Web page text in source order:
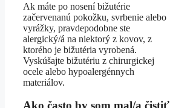
Ak máte po nosení bižutérie
začervenanú pokožku, svrbenie alebo
vyrážky, pravdepodobne ste
alergický/á na niektorý z kovov, z
ktorého je bižutéria vyrobená.
Vyskúšajte bižutériu z chirurgickej
ocele alebo hypoalergénnych
materiálov.